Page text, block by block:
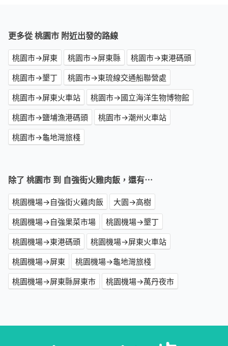
更多從 桃園市 附近出發的路線
桃園市→屏東 桃園市→屏東縣
桃園市→東港碼頭
桃園市→墾丁
桃園市→東琉線交通船聯營處
桃園市→屏東火車站
桃園市→國立海洋生物博物館
桃園市→鹽埔漁港碼頭
桃園市→潮州火車站
桃園市→龜地灣旅棧
除了 桃園市 到 自強街火雞肉飯，還有⋯
桃園機場→自強街火雞肉飯
大園→高樹
桃園機場→自強果菜市場
桃園機場→墾丁
桃園機場→東港碼頭
桃園機場→屏東火車站
桃園機場→屏東
桃園機場→龜地灣旅棧
桃園機場→屏東縣屏東市
桃園機場→萬丹夜市